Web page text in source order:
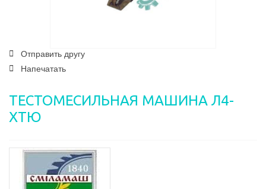
Отправить другу
Напечатать
ТЕСТОМЕСИЛЬНАЯ МАШИНА Л4-
ХТЮ